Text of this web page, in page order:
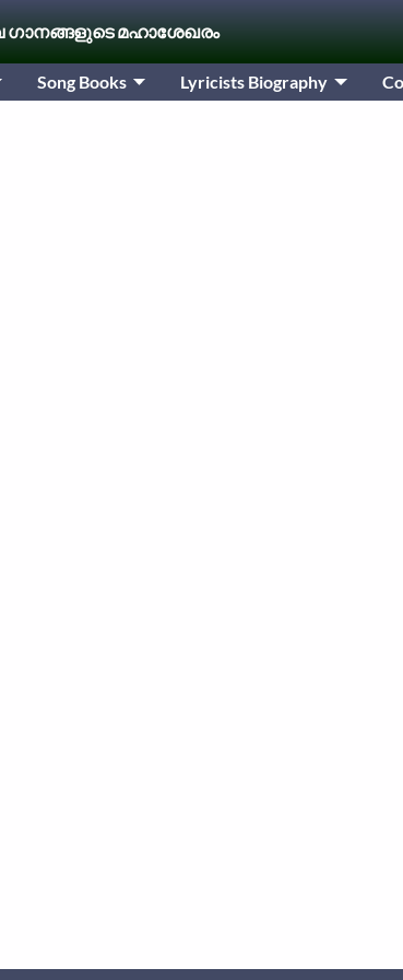
മഹാശേഖരം
Song Books Lyricists Biography